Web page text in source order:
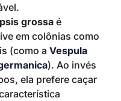
grossaé
em colônias como
(como a Vespula
). Ao invés
ela prefere caçar